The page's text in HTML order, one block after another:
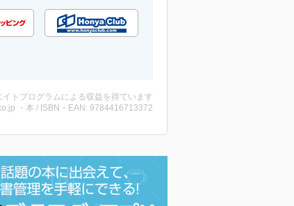
トプログラムによる収益を得ています
・本 / ISBN・EAN: 9784416713372